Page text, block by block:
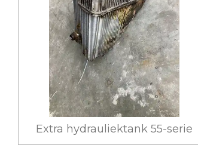
Extra hydrauliektank 55-serie